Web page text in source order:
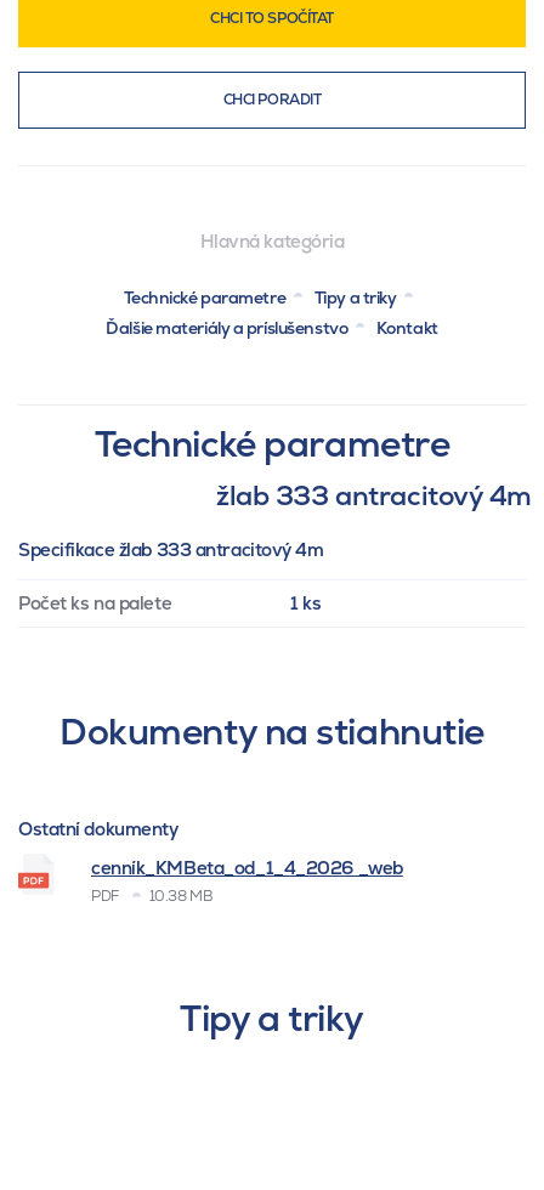
CHCI TO SPOČÍTAT
CHCI PORADIT
Hlavná kategória
Technické parametre
Tipy a triky
Ďalšie materiály a príslušenstvo
Kontakt
Technické parametre
žlab 333 antracitový 4m
Specifikace žlab 333 antracitový 4m
Počet ks na palete 1 ks
Dokumenty na stiahnutie
Ostatní dokumenty
cenník_KMBeta_od_1_4_2026 _web
PDF 10.38 MB
Tipy a triky